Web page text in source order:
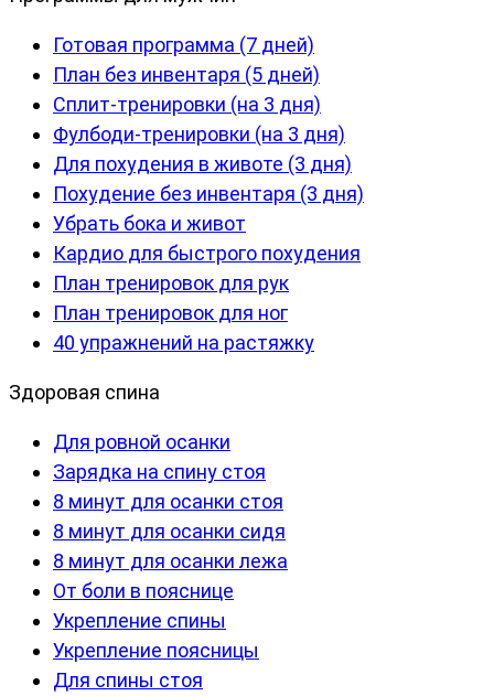
Готовая программа (7 дней)
План без инвентаря (5 дней)
Сплит-тренировки (на 3 дня)
Фулбоди-тренировки (на 3 дня)
Для похудения в животе (3 дня)
Похудение без инвентаря (3 дня)
Убрать бока и живот
Кардио для быстрого похудения
План тренировок для рук
План тренировок для ног
40 упражнений на растяжку
Здоровая спина
Для ровной осанки
Зарядка на спину стоя
8 минут для осанки стоя
8 минут для осанки сидя
8 минут для осанки лежа
От боли в пояснице
Укрепление спины
Укрепление поясницы
Для спины стоя